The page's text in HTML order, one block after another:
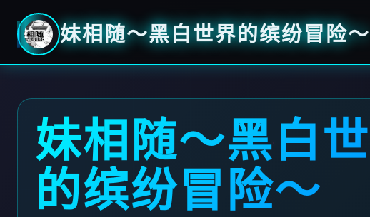
妹相随～黑白世界的缤纷冒险～
妹相随～黑白
的缤纷冒险～